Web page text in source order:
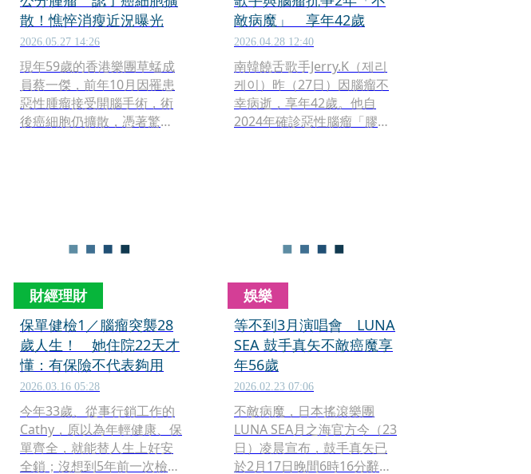
散！憔悴消瘦近況曝光
2026.05.27 14:26
現年59歲的香港樂團草蜢成
員蔡一傑，前年10月因罹患
惡性腫瘤接受開腦手術，術
後癌細胞仍擴散，憑著驚人
敵病魔」 享年42歲
2026.04.28 12:40
南韓饒舌歌手Jerry.K（제리
케이）昨（27日）因腦瘤不
幸病逝，享年42歲。他自
2024年確診惡性腦瘤「膠質
財經理財
保單健檢1／腦瘤突襲28
歲人生！ 她住院22天才
懂：有保險不代表夠用
2026.03.16 05:28
今年33歲、從事行銷工作的
Cathy，原以為年輕健康、保
單齊全，就能替人生上好安
全鎖；沒想到5年前一次檢查
娛樂
等不到3月演唱會 LUNA
SEA 鼓手真矢不敵癌魔享
年56歲
2026.02.23 07:06
不敵病魔，日本搖滾樂團
LUNA SEA月之海官方今（23
日）凌晨宣布，鼓手真矢已
於2月17日晚間6時16分辭